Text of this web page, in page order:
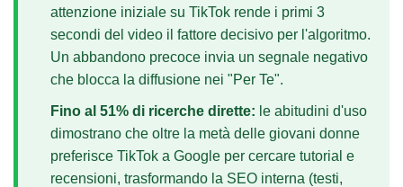
attenzione iniziale su TikTok rende i primi 3
secondi del video il fattore decisivo per l'algoritmo.
Un abbandono precoce invia un segnale negativo
che blocca la diffusione nei "Per Te".
Fino al 51% di ricerche dirette: le abitudini d'uso
dimostrano che oltre la metà delle giovani donne
preferisce TikTok a Google per cercare tutorial e
recensioni, trasformando la SEO interna (testi,